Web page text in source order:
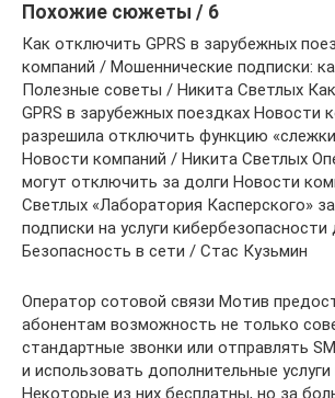
Похожие сюжеты / 6
Как отключить GPRS в зарубежных
компаний / Мошеннические подписки:
Полезные советы / Никита Светлых
GPRS в зарубежных поездках Новости
разрешила отключить функцию
Новости компаний / Никита Светлых
могут отключить за долги Новости
Светлых «Лаборатория Касперского»
подписки на услуги кибербезопасности
Безопасность в сети / Стас Кузьмин
Оператор сотовой связи Мотив
абонентам возможность не только
стандартные звонки или отправлять
и использовать дополнительные
Некоторые из них бесплатны, но за